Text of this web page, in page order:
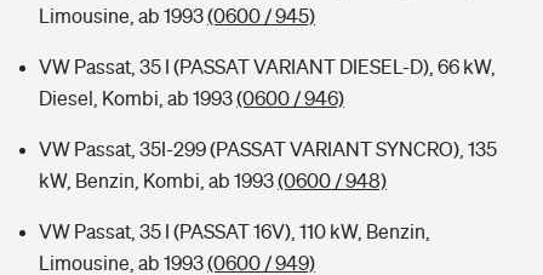
Limousine, ab 1993(0600 / 945)
VW Passat, 35 I (PASSAT VARIANT DIESEL-D), 66 kW,
Diesel, Kombi, ab 1993(0600 / 946)
VW Passat, 35I-299 (PASSAT VARIANT SYNCRO), 135
kW, Benzin, Kombi, ab 1993(0600 / 948)
VW Passat, 35 I (PASSAT 16V), 110 kW, Benzin,
Limousine, ab 1993(0600 / 949)